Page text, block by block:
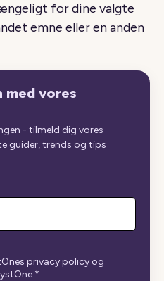
for dine valgte
emne eller en anden
med vores
- tilmeld dig vores
guider, trends og tips
privacy policy og
*